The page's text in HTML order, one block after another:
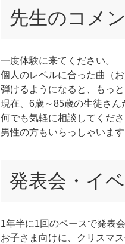
先生のコメ
一度体験に来てください。
個人のレベルに合った曲（
弾けるようになると、もっ
現在、6歳～85歳の生徒さん
何でも気軽に相談してくださ
男性の方もいらっしゃいます
発表会・イ
1年半に1回のペースで発表
お子さま向けに、クリスマ